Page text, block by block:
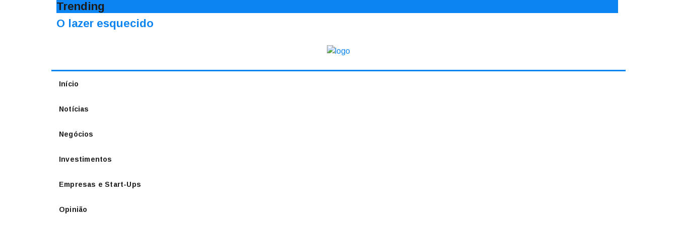
Trending
O lazer esquecido
Início
Notícias
Negócios
Investimentos
Empresas e Start-Ups
Opinião